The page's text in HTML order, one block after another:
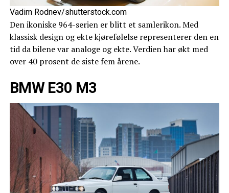
Vadim Rodnev/shutterstock.com
Den ikoniske 964-serien er blitt et samlerikon. Med
klassisk design og ekte kjørefølelse representerer den en
tid da bilene var analoge og ekte. Verdien har økt med
over 40 prosent de siste fem årene.
BMW E30 M3